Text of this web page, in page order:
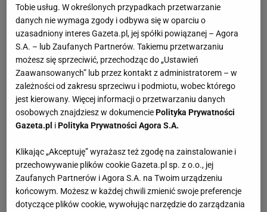
Tobie usług. W określonych przypadkach przetwarzanie
danych nie wymaga zgody i odbywa się w oparciu o
uzasadniony interes Gazeta.pl, jej spółki powiązanej – Agora
S.A. – lub Zaufanych Partnerów. Takiemu przetwarzaniu
możesz się sprzeciwić, przechodząc do „Ustawień
Zaawansowanych” lub przez kontakt z administratorem – w
zależności od zakresu sprzeciwu i podmiotu, wobec którego
jest kierowany. Więcej informacji o przetwarzaniu danych
osobowych znajdziesz w dokumenciePolityka Prywatności
Gazeta.pl iPolityka Prywatności Agora S.A.
Klikając „Akceptuję” wyrażasz też zgodę na zainstalowanie i
przechowywanie plików cookie Gazeta.pl sp. z o.o., jej
Zaufanych Partnerów i Agora S.A. na Twoim urządzeniu
końcowym. Możesz w każdej chwili zmienić swoje preferencje
dotyczące plików cookie, wywołując narzędzie do zarządzania